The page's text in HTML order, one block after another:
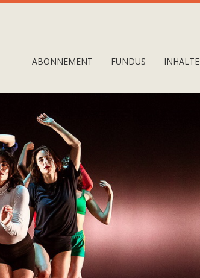
ABONNEMENT FUNDUS INHALTE